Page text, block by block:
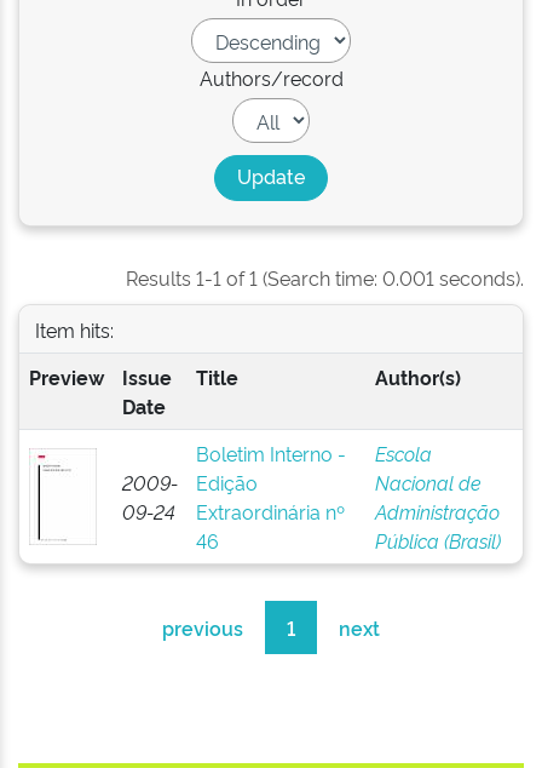
Authors/record
Results 1-1 of 1 (Search time: 0.001 seconds).
Item hits:
Preview
Issue
Date
Title Author(s)
2009-
09-24
Boletim Interno -
Edição
Extraordinária nº
46
Escola
Nacional de
Administração
Pública (Brasil)
previous 1 next